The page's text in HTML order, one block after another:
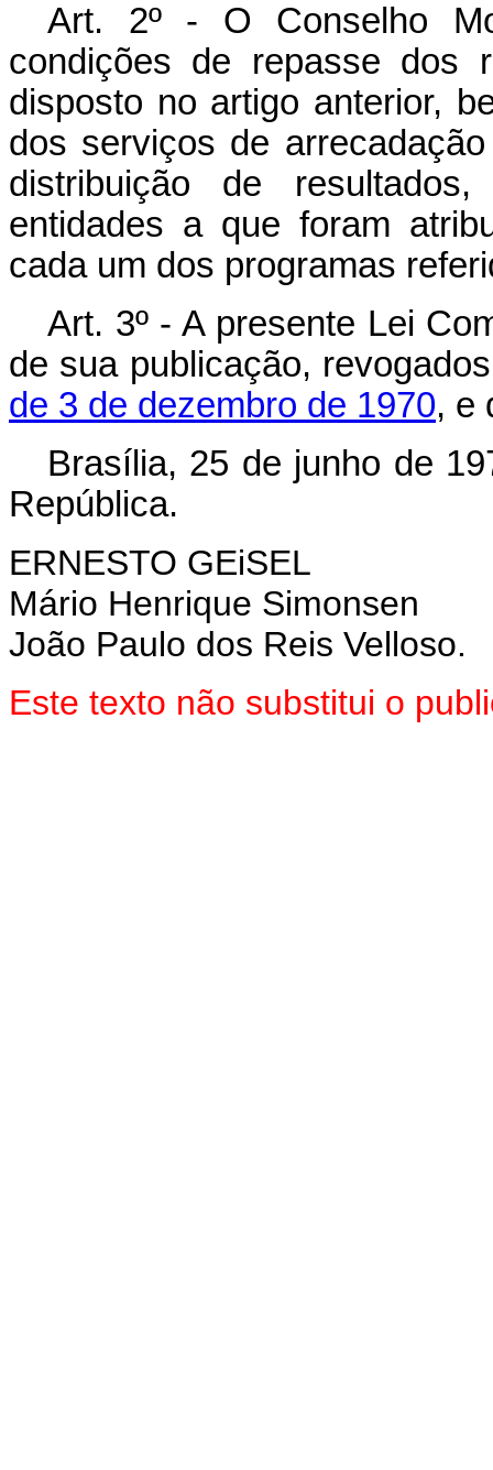
Art. 2º - O Conselho
condições de repasse dos
disposto no artigo anterior,
dos serviços de
distribuição de
entidades a que foram
cada um dos programas
Art. 3º - A presente Lei
de sua publicação,
de 3 de dezembro de 1970, e
Brasília, 25 de junho de
República.
ERNESTO GEiSEL
Mário Henrique Simonsen
João Paulo dos Reis Velloso.
Este texto não substitui o